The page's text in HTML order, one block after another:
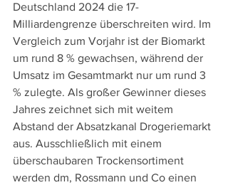
Deutschland 2024 die 17-
Milliardengrenze überschreiten wird. Im
Vergleich zum Vorjahr ist der Biomarkt
um rund 8 % gewachsen, während der
Umsatz im Gesamtmarkt nur um rund 3
% zulegte. Als großer Gewinner dieses
Jahres zeichnet sich mit weitem
Abstand der Absatzkanal Drogeriemarkt
aus. Ausschließlich mit einem
überschaubaren Trockensortiment
werden dm, Rossmann und Co einen